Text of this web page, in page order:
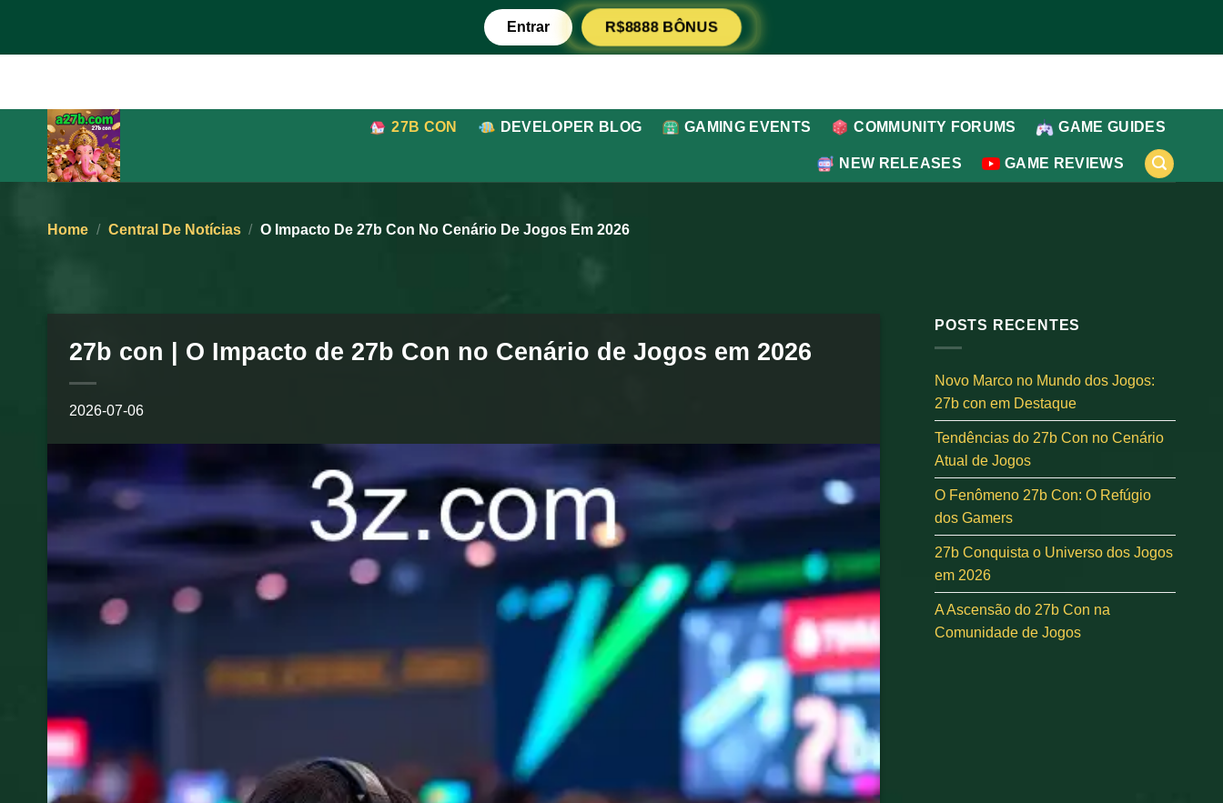
content
Entrar R$8888 BÔNUS
27B CON DEVELOPER BLOG GAMING EVENTS COMMUNITY FORUMS GAME GUIDES
NEW RELEASES GAME REVIEWS
Home / Central De Notícias / O Impacto De 27b Con No Cenário De Jogos Em 2026
27b con | O Impacto de 27b Con no Cenário de Jogos em 2026
2026-07-06
POSTS RECENTES
Novo Marco no Mundo dos Jogos:
27b con em Destaque
Tendências do 27b Con no Cenário
Atual de Jogos
O Fenômeno 27b Con: O Refúgio
dos Gamers
27b Conquista o Universo dos Jogos
em 2026
A Ascensão do 27b Con na
Comunidade de Jogos